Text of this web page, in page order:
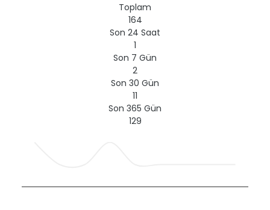
Toplam
164
Son 24 Saat
1
Son 7 Gün
2
Son 30 Gün
11
Son 365 Gün
129